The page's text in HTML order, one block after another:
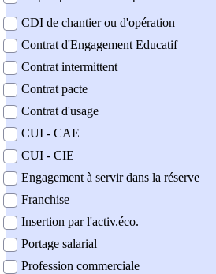
CDI de chantier ou d'opération
Contrat d'Engagement Educatif
Contrat intermittent
Contrat pacte
Contrat d'usage
CUI - CAE
CUI - CIE
Engagement à servir dans la réserve
Franchise
Insertion par l'activ.éco.
Portage salarial
Profession commerciale